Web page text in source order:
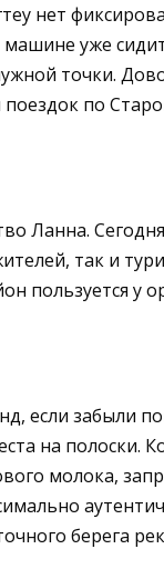
нет
уже
точки.
по
Ланна.
так и
пользуется у
если забыли
на полоски.
молока,
берега